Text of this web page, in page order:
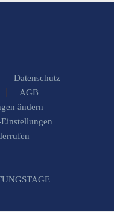
Datenschutz
AGB
ändern